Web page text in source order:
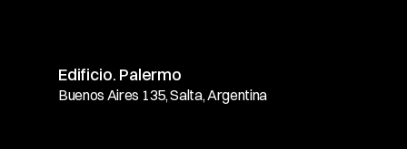
Edificio. Palermo
Buenos Aires 135, Salta, Argentina